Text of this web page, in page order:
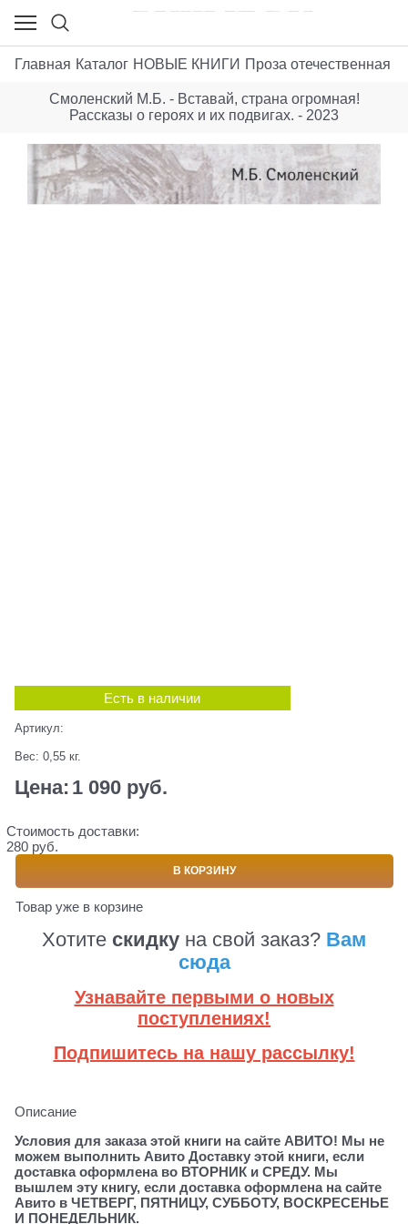
Главная Каталог НОВЫЕ КНИГИ Проза отечественная
Смоленский М.Б. - Вставай, страна огромная!
Рассказы о героях и их подвигах. - 2023
Есть в наличии
Артикул:
Вес: 0,55 кг.
Цена: 1 090 руб.
Стоимость доставки:
280 руб.
В КОРЗИНУ
Товар уже в корзине
Хотите скидку на свой заказ? Вам
сюда
Узнавайте первыми о новых
поступлениях!
Подпишитесь на нашу рассылку!
Описание
Условия для заказа этой книги на сайте АВИТО! Мы не
можем выполнить Авито Доставку этой книги, если
доставка оформлена во ВТОРНИК и СРЕДУ. Мы
вышлем эту книгу, если доставка оформлена на сайте
Авито в ЧЕТВЕРГ, ПЯТНИЦУ, СУББОТУ, ВОСКРЕСЕНЬЕ
И ПОНЕДЕЛЬНИК.